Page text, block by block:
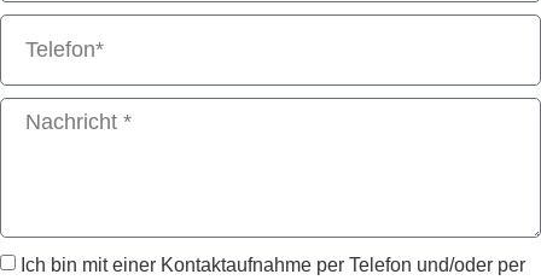
Ich bin mit einer Kontaktaufnahme per Telefon und/oder per